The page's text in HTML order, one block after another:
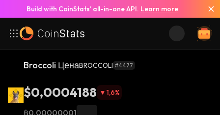
Build with CoinStats’ all-in-one API. Learn more
Broccoli ЦенаBROCCOLI #4477
$0,0004188 1,6%
฿0,00000001